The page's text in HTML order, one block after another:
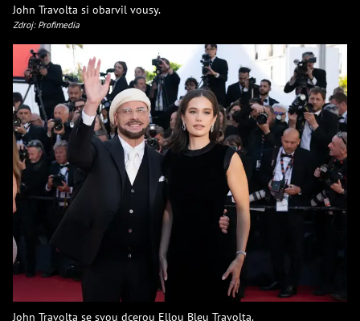
John Travolta si obarvil vousy.
Zdroj: Profimedia
John Travolta se svou dcerou Ellou Bleu Travolta.